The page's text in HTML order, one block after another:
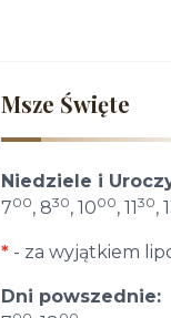
Msze Święte
Niedziele i
700, 830, 1000, 1130,
* - za wyjątkiem
Dni powszednie: